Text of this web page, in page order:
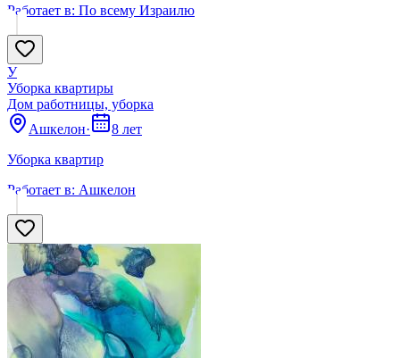
Работает в: По всему Израилю
У
Уборка квартиры
Дом работницы, уборка
Ашкелон·
8 лет
Уборка квартир
Работает в: Ашкелон